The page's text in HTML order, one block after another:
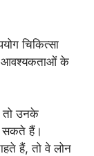
चिकित्सा
आवश्यकताओं के
तो उनके
सकते हैं।
हैं, तो वे लोन